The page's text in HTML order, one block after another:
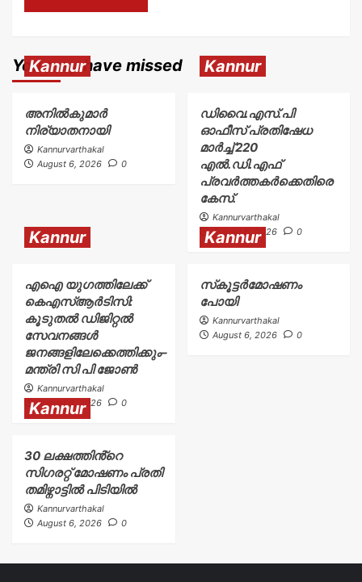
You may have missed
Kannur
അനിൽകുമാർ
നിര്യാതനായി
Kannurvarthakal
August 6, 2026
0
Kannur
ഡിവൈ.എസ്.പി
ഓഫീസ് പ്രതിഷേധ
മാർച്ച് 220
എൽ.ഡി.എഫ്
പ്രവർത്തകർക്കെതിരെ
കേസ്.
Kannurvarthakal
August 6, 2026
0
Kannur
എഐ യുഗത്തിലേക്ക്
കെഎസ്ആർടിസി:
കൂടുതൽ ഡിജിറ്റൽ
സേവനങ്ങൾ
ജനങ്ങളിലേക്കെത്തിക്കും–
മന്ത്രി സി പി ജോൺ
Kannurvarthakal
August 6, 2026
0
Kannur
സ്‌കൂട്ടർമോഷണം
പോയി
Kannurvarthakal
August 6, 2026
0
Kannur
30 ലക്ഷത്തിൻ്റെ
സിഗരറ്റ് മോഷണം പ്രതി
തമിഴ്നാട്ടിൽ പിടിയിൽ
Kannurvarthakal
August 6, 2026
0